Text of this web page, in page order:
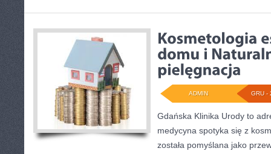
GRU -
ADMIN
Gdańska Klinika Urody to
medycyna spotyka się z
została pomyślana jako